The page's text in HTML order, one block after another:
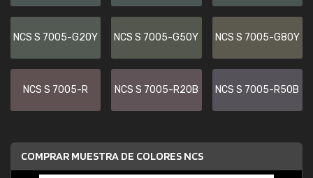
NCS S 7005-G20Y NCS S 7005-G50Y NCS S 7005-G80Y
NCS S 7005-R NCS S 7005-R20B NCS S 7005-R50B
COMPRAR MUESTRA DE COLORES NCS